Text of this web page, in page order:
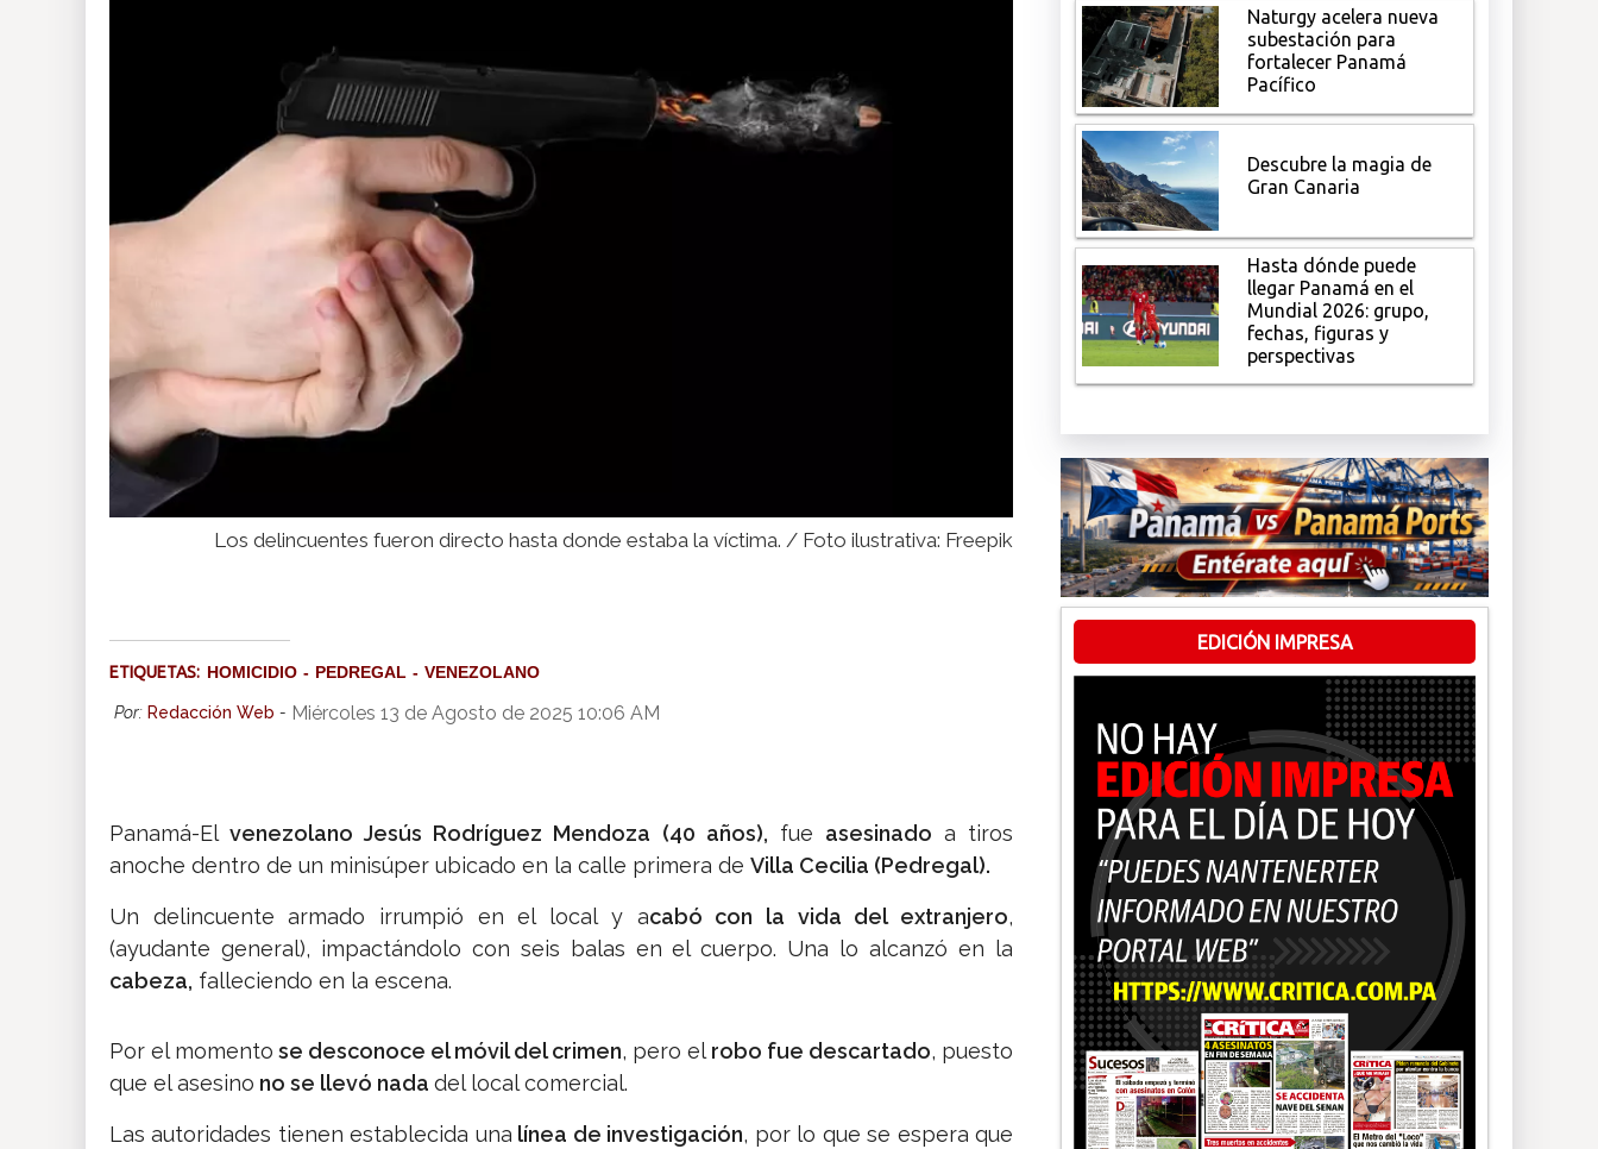
Los delincuentes fueron directo hasta donde estaba la víctima. / Foto ilustrativa: Freepik
ETIQUETAS: HOMICIDIO PEDREGAL VENEZOLANO
Por: Redacción Web - Miércoles 13 de Agosto de 2025 10:06 AM
Panamá-Elvenezolano Jesús Rodríguez Mendoza (40 años), fue asesinado a tiros
anoche dentro de un minisúper ubicado en la calle primera de Villa Cecilia (Pedregal).
Un delincuente armado irrumpió en el local y acabó con la vida del extranjero,
(ayudante general), impactándolo con seis balas en el cuerpo. Una lo alcanzó en la
cabeza, falleciendo en la escena.
Por el momento se desconoce el móvil del crimen, pero elrobo fue descartado, puesto
que el asesino no se llevó nada del local comercial.
Las autoridades tienen establecida una línea de investigación, por lo que se espera que
Naturgy acelera nueva
subestación para
fortalecer Panamá
Pacífico
Descubre la magia de
Gran Canaria
Hasta dónde puede
llegar Panamá en el
Mundial 2026: grupo,
fechas, figuras y
perspectivas
EDICIÓN IMPRESA